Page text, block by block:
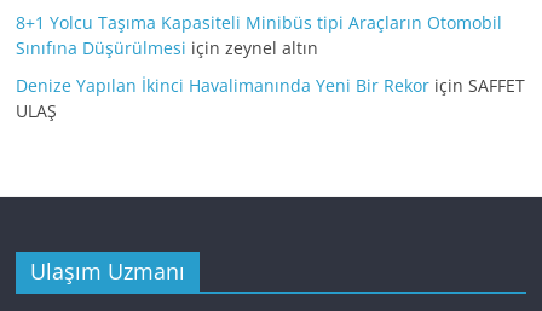
8+1 Yolcu Taşıma Kapasiteli Minibüs tipi Araçların Otomobil
Sınıfına Düşürülmesi içinzeynel altın
Denize Yapılan İkinci Havalimanında Yeni Bir Rekor içinSAFFET
ULAŞ
Ulaşım Uzmanı